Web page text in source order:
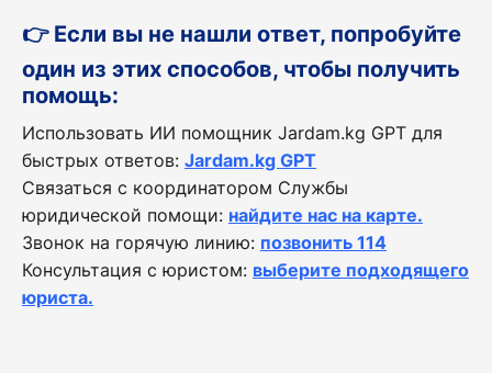
👉 Если вы не нашли ответ, попробуйте
один из этих способов, чтобы получить
помощь:
Использовать ИИ помощник Jardam.kg GPT для
быстрых ответов: Jardam.kg GPT
Связаться с координатором Службы
юридической помощи: найдите нас на карте.
Звонок на горячую линию: позвонить 114
Консультация с юристом: выберите подходящего
юриста.